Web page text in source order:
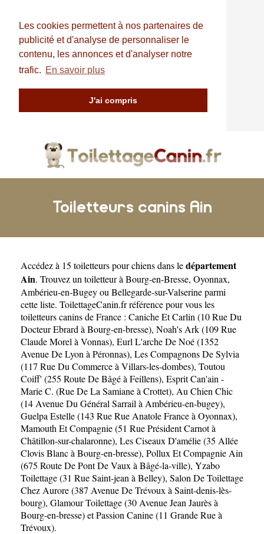
Les cookies permettent à nos partenaires de
publicité et d'analyse de personnaliser le
contenu, les annonces et d'analyser notre
trafic. En savoir plus
J'ai compris
Toiletteurs canins Ain
Accédez à 15 toiletteurs pour chiens dans ledépartement
Ain. Trouvez un toiletteur à Bourg-en-Bresse, Oyonnax,
Ambérieu-en-Bugeyou Bellegarde-sur-Valserineparmi
cette liste. ToilettageCanin.fr référence pour vous les
toiletteurs canins de France : Caniche Et Carlin (10 Rue Du
Docteur Ebrard à Bourg-en-bresse), Noah's Ark (109 Rue
Claude Morel à Vonnas), Eurl L'arche De Noé (1352
Avenue De Lyon à Péronnas), Les Compagnons De Sylvia
(117 Rue Du Commerce à Villars-les-dombes), Toutou
Coiff' (255 Route De Bâgé à Feillens), Esprit Can'ain -
Marie C. (Rue De La Samiane à Crottet), Au Chien Chic
(14 Avenue Du Général Sarrail à Ambérieu-en-bugey),
Guelpa Estelle (143 Rue Rue Anatole France à Oyonnax),
Mamouth Et Compagnie (51 Rue Président Carnot à
Châtillon-sur-chalaronne), Les Ciseaux D'amélie (35 Allée
Clovis Blanc à Bourg-en-bresse), Pollux Et Compagnie Ain
(675 Route De Pont De Vaux à Bâgé-la-ville), Yzabo
Toilettage (31 Rue Saint-jean à Belley), Salon De Toilettage
Chez Aurore (387 Avenue De Trévoux à Saint-denis-lès-
bourg), Glamour Toilettage (30 Avenue Jean Jaurès à
Bourg-en-bresse)etPassion Canine (11 Grande Rue à
Trévoux).